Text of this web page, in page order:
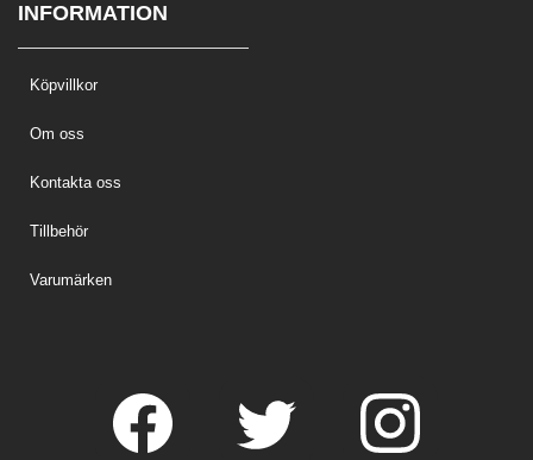
INFORMATION
Köpvillkor
Om oss
Kontakta oss
Tillbehör
Varumärken